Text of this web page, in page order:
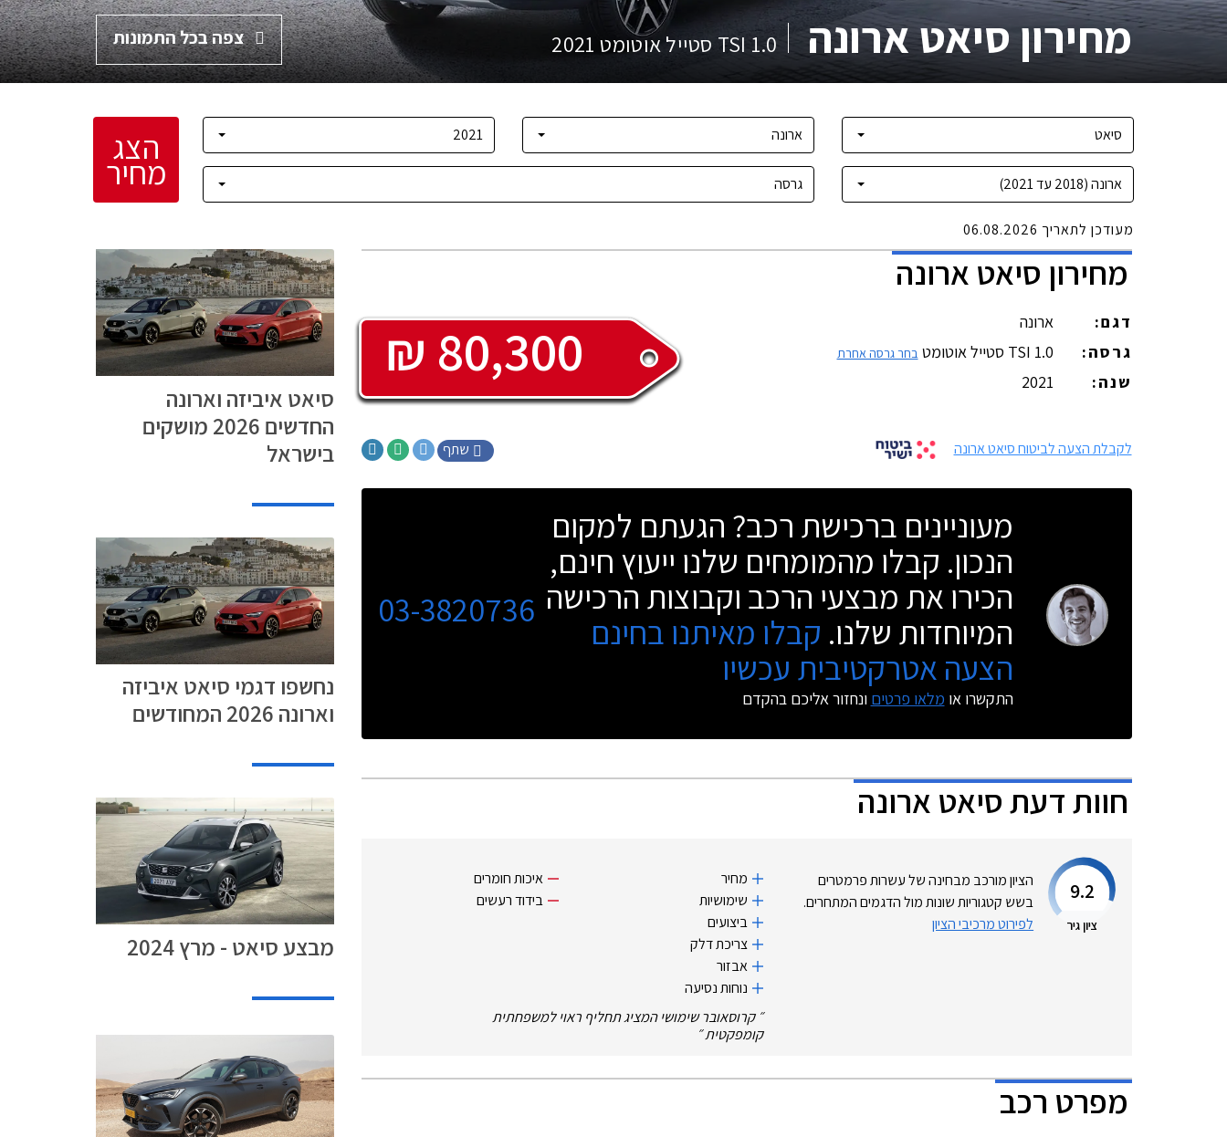
מחירון סיאט ארונה 1.0 TSI סטייל אוטומט 2021 צפה בכל התמונות
מעודכן לתאריך 06.08.2026
הצג
מחיר
מחירון סיאט ארונה
דגם:
ארונה
גרסה:
1.0 TSI סטייל אוטומט בחר גרסה אחרת
שנה: 2021
80,300
₪
לקבלת הצעה לביטוח סיאט ארונה שתף
מעוניינים ברכישת רכב? הגעתם למקום
הנכון. קבלו מהמומחים שלנו ייעוץ חינם,
הכירו את מבצעי הרכב וקבוצות הרכישה
המיוחדות שלנו. קבלו מאיתנו בחינם
הצעה אטרקטיבית עכשיו
התקשרו או מלאו פרטים ונחזור אליכם בהקדם
03-3820736
חוות דעתסיאט ארונה
9.2
ציון גיר
הציון מורכב מבחינה של עשרות פרמטרים
בשש קטגוריות שונות מול הדגמים המתחרים.
לפירוט מרכיבי הציון
מחיר
שימושיות
ביצועים
צריכת דלק
אבזור
נוחות נסיעה
״ קרוסאובר שימושי המציג תחליף ראוי למשפחתית
קומפקטית״
איכות חומרים
בידוד רעשים
מפרט רכב
סיאט איביזה וארונה
החדשים 2026 מושקים
בישראל
נחשפו דגמי סיאט איביזה
וארונה 2026 המחודשים
מבצע סיאט - מרץ 2024